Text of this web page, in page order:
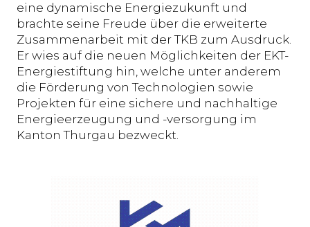
eine dynamische Energiezukunft und
brachte seine Freude über die erweiterte
Zusammenarbeit mit der TKB zum Ausdruck.
Er wies auf die neuen Möglichkeiten der EKT-
Energiestiftung hin, welche unter anderem
die Förderung von Technologien sowie
Projekten für eine sichere und nachhaltige
Energieerzeugung und -versorgung im
Kanton Thurgau bezweckt.